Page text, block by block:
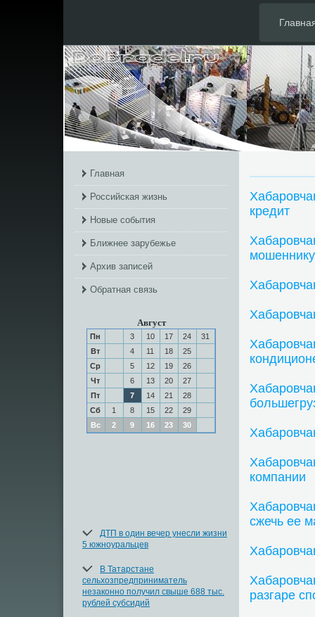
Главная
Российская жизнь
Новые события
Ближнее зарубежье
Архив записей
Обратная связь
Август
Пн 3 10 17 24
31
Вт
4 11 18
25
Ср
5 12 19
26
Чт
6 13 20
27
Пт
7 14 21
28
Сб
1 8 15 22
29
Вс
2 9 16 23 30
ДТП в один вечер унесли жизни
5 южноуральцев
В Татарстане
сельхозпредприниматель
незаконно получил свыше 688 тыс.
рублей субсидий
кредит
мошеннику
компании
сжечь ее
разгаре